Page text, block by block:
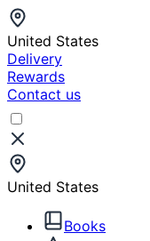
United States
Delivery
Rewards
Contact us
United States
Books